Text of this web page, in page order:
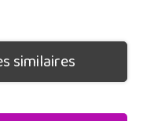
similaires